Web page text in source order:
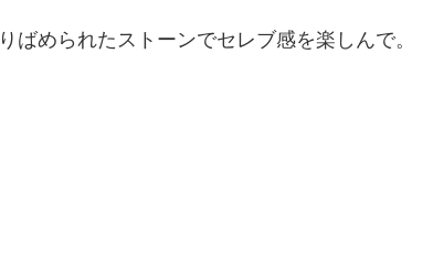
められたストーンでセレブ感を楽しんで。